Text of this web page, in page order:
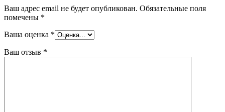
Ваш адрес email не будет опубликован. Обязательные поля
помечены *
Ваша оценка *
Ваш отзыв *